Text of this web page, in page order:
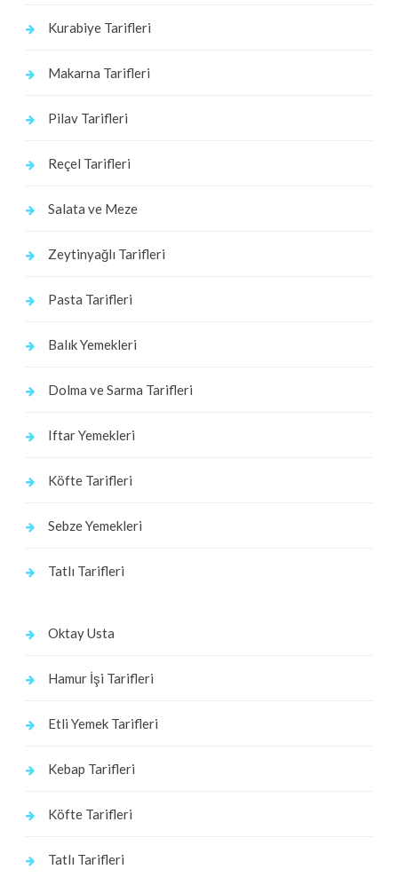
Kurabiye Tarifleri
Makarna Tarifleri
Pilav Tarifleri
Reçel Tarifleri
Salata ve Meze
Zeytinyağlı Tarifleri
Pasta Tarifleri
Balık Yemekleri
Dolma ve Sarma Tarifleri
Iftar Yemekleri
Köfte Tarifleri
Sebze Yemekleri
Tatlı Tarifleri
Oktay Usta
Hamur İşi Tarifleri
Etli Yemek Tarifleri
Kebap Tarifleri
Köfte Tarifleri
Tatlı Tarifleri